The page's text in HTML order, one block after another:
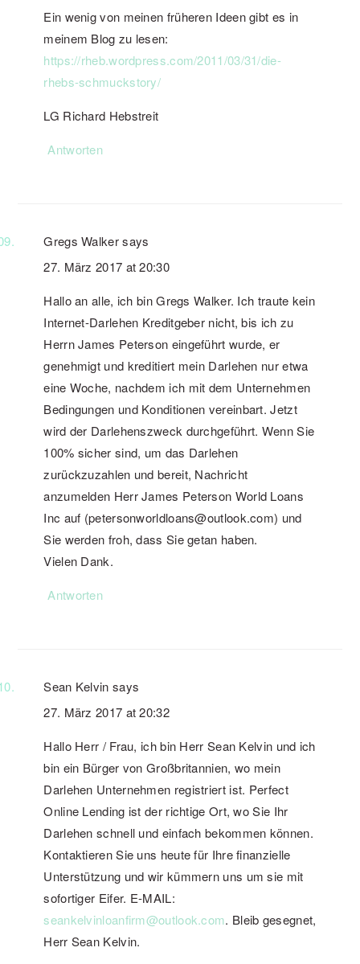
Ein wenig von meinen früheren Ideen gibt es in
meinem Blog zu lesen:
https://rheb.wordpress.com/2011/03/31/die-
rhebs-schmuckstory/
LG Richard Hebstreit
Antworten
Gregs Walker says
27. März 2017 at 20:30
Hallo an alle, ich bin Gregs Walker. Ich traute kein
Internet-Darlehen Kreditgeber nicht, bis ich zu
Herrn James Peterson eingeführt wurde, er
genehmigt und kreditiert mein Darlehen nur etwa
eine Woche, nachdem ich mit dem Unternehmen
Bedingungen und Konditionen vereinbart. Jetzt
wird der Darlehenszweck durchgeführt. Wenn Sie
100% sicher sind, um das Darlehen
zurückzuzahlen und bereit, Nachricht
anzumelden Herr James Peterson World Loans
Inc auf (petersonworldloans@outlook.com) und
Sie werden froh, dass Sie getan haben.
Vielen Dank.
Antworten
Sean Kelvin says
27. März 2017 at 20:32
Hallo Herr / Frau, ich bin Herr Sean Kelvin und ich
bin ein Bürger von Großbritannien, wo mein
Darlehen Unternehmen registriert ist. Perfect
Online Lending ist der richtige Ort, wo Sie Ihr
Darlehen schnell und einfach bekommen können.
Kontaktieren Sie uns heute für Ihre finanzielle
Unterstützung und wir kümmern uns um sie mit
sofortiger Eifer. E-MAIL:
seankelvinloanfirm@outlook.com. Bleib gesegnet,
Herr Sean Kelvin.